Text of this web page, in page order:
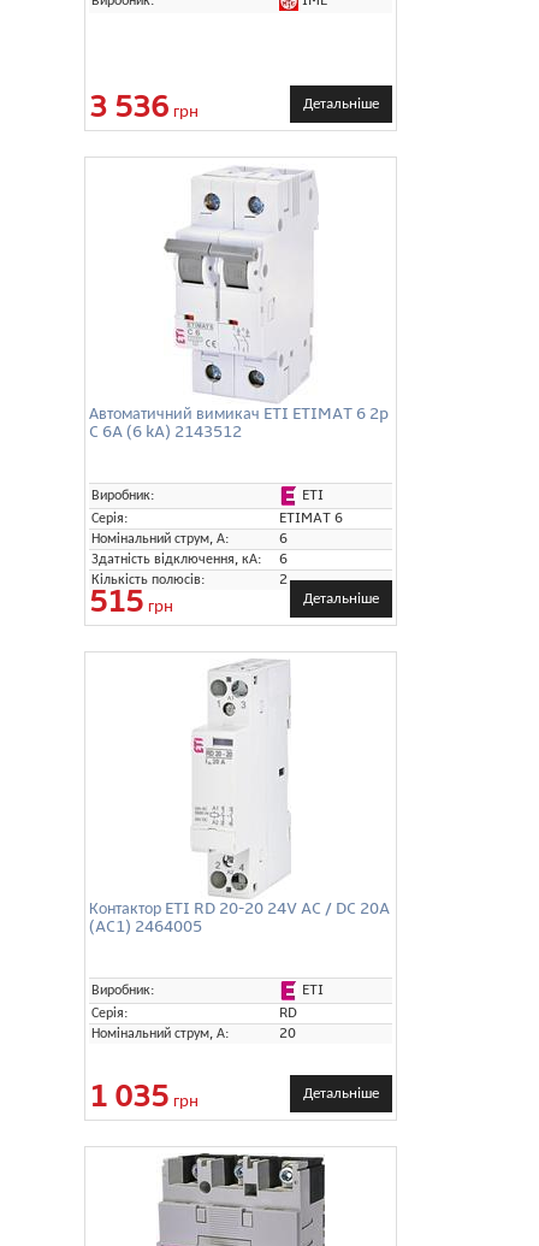
3 536 грн Детальніше
Автоматичний вимикач ETI ETIMAT 6 2p
C 6A (6 kA) 2143512
Виробник:
ETI
Серія:
ETIMAT 6
Номінальний струм, А:
6
Здатність відключення, кА:
6
Кількість полюсів:
2
515 грн Детальніше
Контактор ETI RD 20-20 24V AC / DC 20A
(AC1) 2464005
Виробник:
ETI
Серія:
RD
Номінальний струм, А:
20
1 035 грн Детальніше